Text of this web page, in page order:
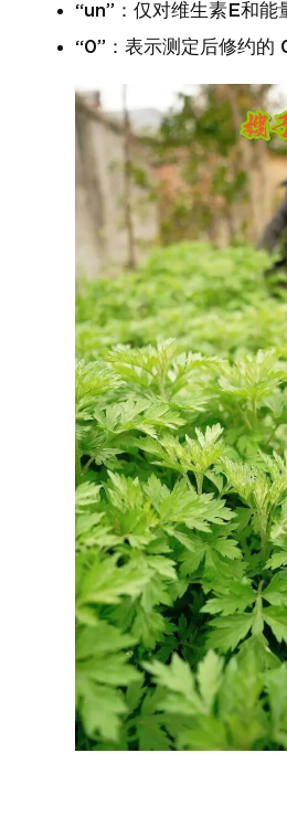
“un”：仅对维生素E和能
“0”：表示测定后修约的